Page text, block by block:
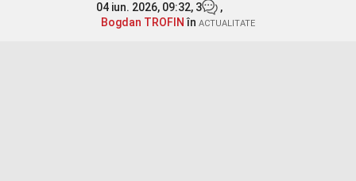
04 iun. 2026, 09:32, 3
,
Bogdan TROFIN în ACTUALITATE